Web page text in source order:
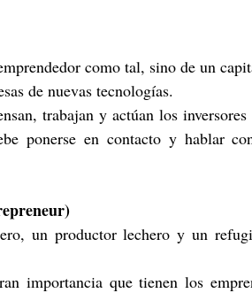
como tal, sino de un
de nuevas tecnologías.
trabajan y actúan los
ponerse en contacto y hablar
un productor lechero y un
importancia que tienen los